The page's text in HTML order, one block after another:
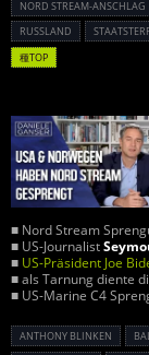
NORD STREAM-ANSCHLAG
RUSSLAND
種TOP
■ Nord Stream
■ US-Journalist
■ US-Präsident Joe
■ als Tarnung diente
■ US-Marine C4
ANTHONY BLINKEN